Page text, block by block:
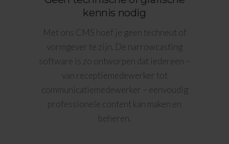
kennis nodig
Met ons CMS hoef je geen techneut of
vormgever te zijn. De narrowcasting
software is zo ontworpen dat iedereen –
van receptiemedewerker tot
communicatiemedewerker – eenvoudig
professionele content kan maken en
beheren.